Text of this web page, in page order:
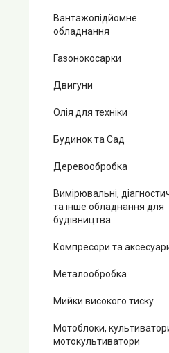
Вантажопідйомне
обладнання
Газонокосарки
Двигуни
Олія для техніки
Будинок та Сад
Деревообробка
Вимірювальні,
та інше обладнання для
будівництва
Компресори та
Металообробка
Мийки високого тиску
Мотоблоки,
мотокультиватори